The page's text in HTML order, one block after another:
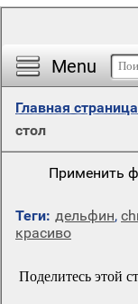
Menu
Главная страница
стол
Применить
Теги: дельфин,
красиво